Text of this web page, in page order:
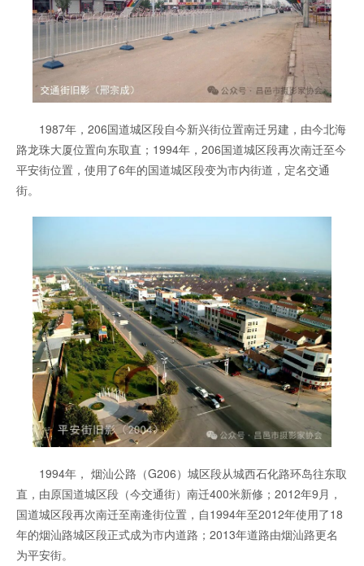
1987年，206国道城区段自今新兴街位置南迁另建，由今北海
路龙珠大厦位置向东取直；1994年，206国道城区段再次南迁至今
平安街位置，使用了6年的国道城区段变为市内街道，定名交通
街。
1994年， 烟汕公路（G206）城区段从城西石化路环岛往东取
直，由原国道城区段（今交通街）南迁400米新修；2012年9月，
国道城区段再次南迁至南逄街位置，自1994年至2012年使用了18
年的烟汕路城区段正式成为市内道路；2013年道路由烟汕路更名
为平安街。